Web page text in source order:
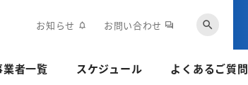
お知らせ notifications お問い合わせ forum search
業者一覧 スケジュール よくあるご質問